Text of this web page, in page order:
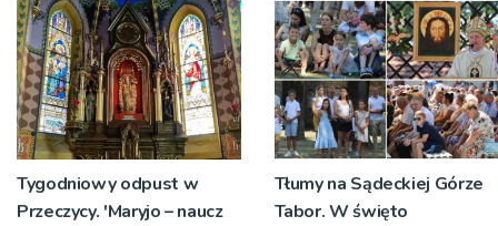
Tygodniowy odpust w
Przeczycy. 'Maryjo – naucz
Tłumy na Sądeckiej Górze
Tabor. W święto